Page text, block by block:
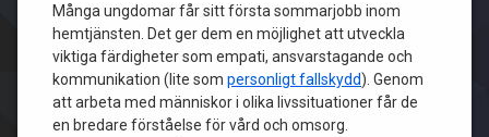
Många ungdomar får sitt första sommarjobb inom
hemtjänsten. Det ger dem en möjlighet att utveckla
viktiga färdigheter som empati, ansvarstagande och
kommunikation (lite som personligt fallskydd). Genom
att arbeta med människor i olika livssituationer får de
en bredare förståelse för vård och omsorg.